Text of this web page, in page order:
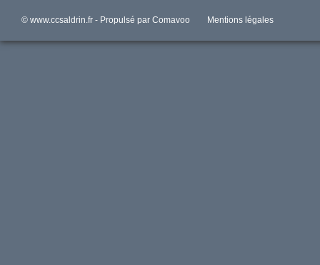
© www.ccsaldrin.fr - Propulsé par Comavoo Mentions légales